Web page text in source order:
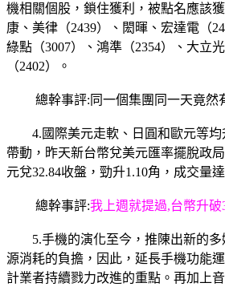
機相關個股，鎖住獲利，被點名應該
康、美律（2439）、閎暉、宏達電（
綠點（3007）、鴻準（2354）、大立
（2402）。
總幹事評:同一個集團同一天竟然
4.國際美元走軟、日圓和歐元等均
帶動，昨天新台幣兌美元匯率擺脫政
元兌32.84收盤，勁升1.10角，成交量
總幹事評:我上週就提過,台幣升
5.手機的演化至今，推陳出新的多
源消耗的負擔，因此，延長手機功能
計業者持續戮力改進的重點。再加上